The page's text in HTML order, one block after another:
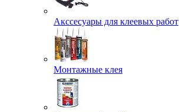
Акссесуары для клеевых работ
Монтажные клея